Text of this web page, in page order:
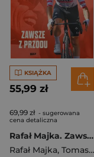
KSIĄŻKA
55,99 zł
69,99 zł - sugerowana
cena detaliczna
Rafał Majka. Zawsze z przodu. Rozmawia Tomasz Kalemba - książka z autografem
Rafał Majka, Tomasz Kalemba